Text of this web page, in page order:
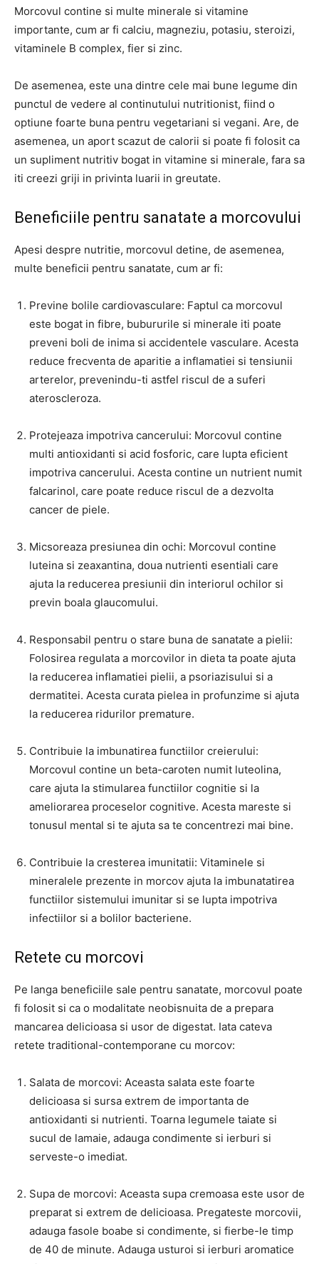
Morcovul contine si multe minerale si vitamine
importante, cum ar fi calciu, magneziu, potasiu, steroizi,
vitaminele B complex, fier si zinc.
De asemenea, este una dintre cele mai bune legume din
punctul de vedere al continutului nutritionist, fiind o
optiune foarte buna pentru vegetariani si vegani. Are, de
asemenea, un aport scazut de calorii si poate fi folosit ca
un supliment nutritiv bogat in vitamine si minerale, fara sa
iti creezi griji in privinta luarii in greutate.
Beneficiile pentru sanatate a morcovului
Apesi despre nutritie, morcovul detine, de asemenea,
multe beneficii pentru sanatate, cum ar fi:
Previne bolile cardiovasculare: Faptul ca morcovul
este bogat in fibre, bubururile si minerale iti poate
preveni boli de inima si accidentele vasculare. Acesta
reduce frecventa de aparitie a inflamatiei si tensiunii
arterelor, prevenindu-ti astfel riscul de a suferi
ateroscleroza.
Protejeaza impotriva cancerului: Morcovul contine
multi antioxidanti si acid fosforic, care lupta eficient
impotriva cancerului. Acesta contine un nutrient numit
falcarinol, care poate reduce riscul de a dezvolta
cancer de piele.
Micsoreaza presiunea din ochi: Morcovul contine
luteina si zeaxantina, doua nutrienti esentiali care
ajuta la reducerea presiunii din interiorul ochilor si
previn boala glaucomului.
Responsabil pentru o stare buna de sanatate a pielii:
Folosirea regulata a morcovilor in dieta ta poate ajuta
la reducerea inflamatiei pielii, a psoriazisului si a
dermatitei. Acesta curata pielea in profunzime si ajuta
la reducerea ridurilor premature.
Contribuie la imbunatirea functiilor creierului:
Morcovul contine un beta-caroten numit luteolina,
care ajuta la stimularea functiilor cognitie si la
ameliorarea proceselor cognitive. Acesta mareste si
tonusul mental si te ajuta sa te concentrezi mai bine.
Contribuie la cresterea imunitatii: Vitaminele si
mineralele prezente in morcov ajuta la imbunatatirea
functiilor sistemului imunitar si se lupta impotriva
infectiilor si a bolilor bacteriene.
Retete cu morcovi
Pe langa beneficiile sale pentru sanatate, morcovul poate
fi folosit si ca o modalitate neobisnuita de a prepara
mancarea delicioasa si usor de digestat. Iata cateva
retete traditional-contemporane cu morcov:
Salata de morcovi: Aceasta salata este foarte
delicioasa si sursa extrem de importanta de
antioxidanti si nutrienti. Toarna legumele taiate si
sucul de lamaie, adauga condimente si ierburi si
serveste-o imediat.
Supa de morcovi: Aceasta supa cremoasa este usor de
preparat si extrem de delicioasa. Pregateste morcovii,
adauga fasole boabe si condimente, si fierbe-le timp
de 40 de minute. Adauga usturoi si ierburi aromatice